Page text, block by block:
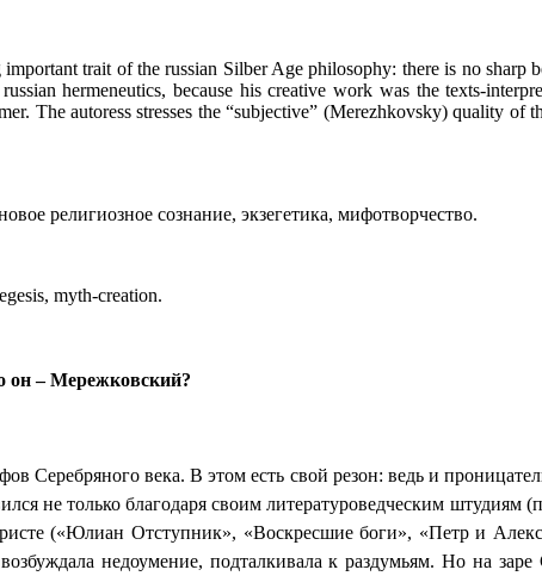
trait of the russian Silber Age philosophy: there is no sharp
hermeneutics, because his creative work was the texts-
The autoress stresses the “subjective” (Merezhkovsky) quality of
религиозное сознание, экзегетика, мифотворчество.
myth-creation.
он – Мережковский?
Серебряного века. В этом есть свой резон: ведь и
не только благодаря своим литературоведческим штудиям
(«Юлиан Отступник», «Воскресшие боги», «Петр и
недоумение, подталкивала к раздумьям. Но на